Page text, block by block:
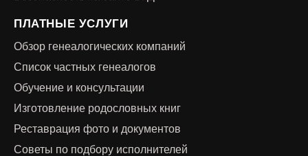
ПЛАТНЫЕ УСЛУГИ
Обзор генеалогических компаний
Список частных генеалогов
Обучение и консультации
Изготовление родословных книг
Реставрация фото и документов
Советы по подбору исполнителей